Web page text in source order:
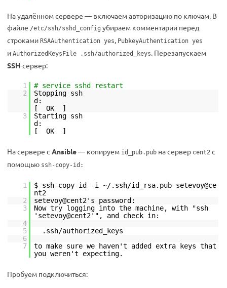
На удалённом сервере — включаем авторизацию по ключам. В
файле /etc/ssh/sshd_config убираем комментарии перед
строками RSAAuthentication yes, PubkeyAuthentication yes
и AuthorizedKeysFile .ssh/authorized_keys. Перезапускаем
SSH-сервер:
1
# service sshd restart
2
Stopping ssh
d:
[ OK ]
3
Starting ssh
d:
[ OK ]
На сервере c Ansible— копируем id_pub.pub на сервер cent2 с
помощью ssh-copy-id:
1
$ ssh-copy-id -i ~/.ssh/id_rsa.pub setevoy@ce
nt2
2
setevoy@cent2's password:
3
Now try logging into the machine, with "ssh
'setevoy@cent2'", and check in:
4
5
.ssh/authorized_keys
6
7
to make sure we haven't added extra keys that
you weren't expecting.
Пробуем подключиться: